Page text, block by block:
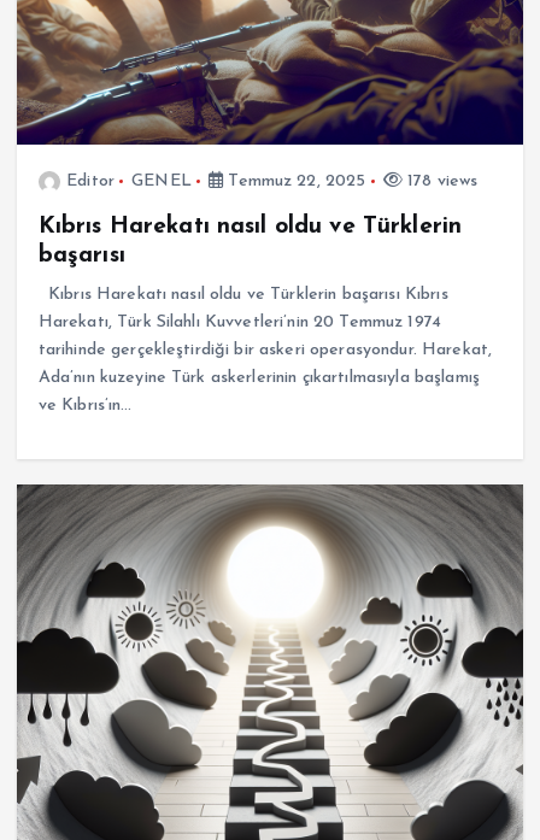
Editor GENEL Temmuz 22, 2025 178 views
Kıbrıs Harekatı nasıl oldu ve Türklerin
başarısı
Kıbrıs Harekatı nasıl oldu ve Türklerin başarısı Kıbrıs
Harekatı, Türk Silahlı Kuvvetleri’nin 20 Temmuz 1974
tarihinde gerçekleştirdiği bir askeri operasyondur. Harekat,
Ada’nın kuzeyine Türk askerlerinin çıkartılmasıyla başlamış
ve Kıbrıs’ın…